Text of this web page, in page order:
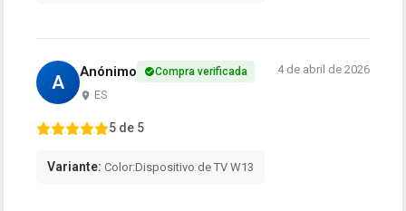
A Anónimo Compra verificada
ES
4 de abril de 2026
5 de 5
Variante: Color:Dispositivo de TV W13